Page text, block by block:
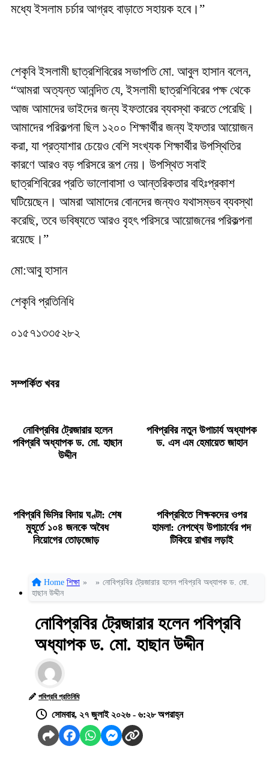
মধ্যে ইসলাম চর্চার আগ্রহ বাড়াতে সহায়ক হবে।”
শেকৃবি ইসলামী ছাত্রশিবিরের সভাপতি মো. আবুল হাসান বলেন,
“আমরা অত্যন্ত আনন্দিত যে, ইসলামী ছাত্রশিবিরের পক্ষ থেকে
আজ আমাদের ভাইদের জন্য ইফতারের ব্যবস্থা করতে পেরেছি।
আমাদের পরিকল্পনা ছিল ১২০০ শিক্ষার্থীর জন্য ইফতার আয়োজন
করা, যা প্রত্যাশার চেয়েও বেশি সংখ্যক শিক্ষার্থীর উপস্থিতির
কারণে আরও বড় পরিসরে রূপ নেয়। উপস্থিত সবাই
ছাত্রশিবিরের প্রতি ভালোবাসা ও আন্তরিকতার বহিঃপ্রকাশ
ঘটিয়েছেন। আমরা আমাদের বোনদের জন্যও যথাসম্ভব ব্যবস্থা
করেছি, তবে ভবিষ্যতে আরও বৃহৎ পরিসরে আয়োজনের পরিকল্পনা
রয়েছে।”
মো:আবু হাসান
শেকৃবি প্রতিনিধি
০১৫৭১৩৩৫২৮২
সম্পর্কিত খবর
নোবিপ্রবির ট্রেজারার হলেন
পবিপ্রবি অধ্যাপক ড. মো. হাছান
উদ্দীন
পবিপ্রবির নতুন উপাচার্য অধ্যাপক
ড. এস এম হেমায়েত জাহান
পবিপ্রবি ভিসির বিদায় ঘণ্টা: শেষ
মুহূর্তে ১০৪ জনকে অবৈধ
নিয়োগের তোড়জোড়
পবিপ্রবিতে শিক্ষকদের ওপর
হামলা: নেপথ্যে উপাচার্যের পদ
টিকিয়ে রাখার লড়াই
Home শিক্ষা » » নোবিপ্রবির ট্রেজারার হলেন পবিপ্রবি অধ্যাপক ড. মো.
হাছান উদ্দীন
নোবিপ্রবির ট্রেজারার হলেন পবিপ্রবি
অধ্যাপক ড. মো. হাছান উদ্দীন
পবিপ্রবি প্রতিনিধি
সোমবার, ২৭ জুলাই ২০২৬ - ৬:২৮ অপরাহ্ন